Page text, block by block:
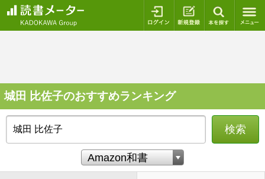
ログイン 新規登録
城田 比佐子のおすすめランキング
検索